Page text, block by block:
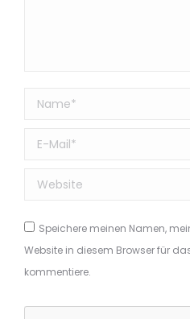
Name *
E-Mail *
Website
Speichere meinen Namen,
Website in diesem Browser für
kommentiere.